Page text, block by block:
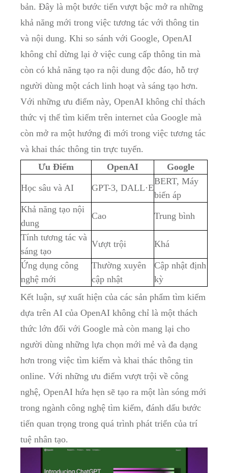
bản. Đây là một bước tiến vượt bậc mở ra những
khả năng mới trong việc tương tác với thông tin
và nội dung. Khi so sánh với Google, OpenAI
không chỉ dừng lại ở việc cung cấp thông tin mà
còn có khả năng tạo ra nội dung độc đáo, hỗ trợ
người dùng một cách linh hoạt và sáng tạo hơn.
Với những ưu điểm này, OpenAI không chỉ thách
thức vị thế tìm kiếm trên internet của Google mà
còn mở ra một hướng đi mới trong việc tương tác
và khai thác thông tin trực tuyến.
Ưu Điểm
OpenAI Google
Học sâu và AI GPT-3, DALL·E
BERT, Máy
biến áp
Khả năng tạo nội
dung
Cao Trung bình
Tính tương tác và
sáng tạo
Vượt trội Khá
Ứng dụng công
nghệ mới
Thường xuyên
cập nhật
Cập nhật định
kỳ
Kết luận, sự xuất hiện của các sản phẩm tìm kiếm
dựa trên AI của OpenAI không chỉ là một thách
thức lớn đối với Google mà còn mang lại cho
người dùng những lựa chọn mới mẻ và đa dạng
hơn trong việc tìm kiếm và khai thác thông tin
online. Với những ưu điểm vượt trội về công
nghệ, OpenAI hứa hẹn sẽ tạo ra một làn sóng mới
trong ngành công nghệ tìm kiếm, đánh dấu bước
tiến quan trọng trong quá trình phát triển của trí
tuệ nhân tạo.